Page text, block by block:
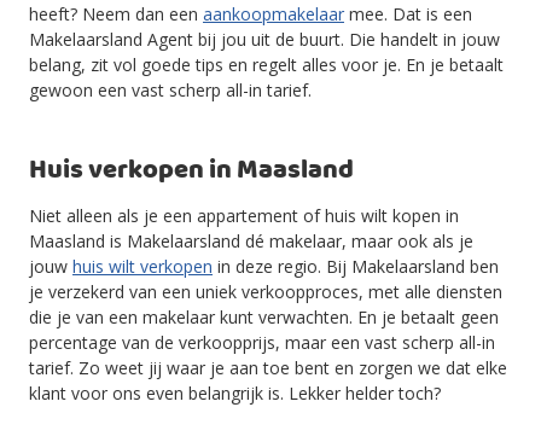
heeft? Neem dan een aankoopmakelaar mee. Dat is een
Makelaarsland Agent bij jou uit de buurt. Die handelt in jouw
belang, zit vol goede tips en regelt alles voor je. En je betaalt
gewoon een vast scherp all-in tarief.
Huis verkopen in Maasland
Niet alleen als je een appartement of huis wilt kopen in
Maasland is Makelaarsland dé makelaar, maar ook als je
jouw huis wilt verkopen in deze regio. Bij Makelaarsland ben
je verzekerd van een uniek verkoopproces, met alle diensten
die je van een makelaar kunt verwachten. En je betaalt geen
percentage van de verkoopprijs, maar een vast scherp all-in
tarief. Zo weet jij waar je aan toe bent en zorgen we dat elke
klant voor ons even belangrijk is. Lekker helder toch?